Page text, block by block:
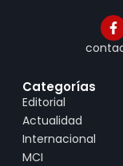
Categorías
Editorial
Actualidad
Internacional
MCI